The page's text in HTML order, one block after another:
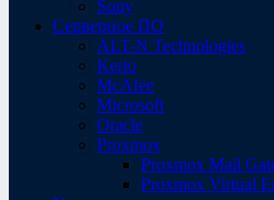
Sony
Серверное ПО
ALT-N Technologies
Kerio
McAfee
Microsoft
Oracle
Proxmox
Proxmox Mail
Proxmox Virtual